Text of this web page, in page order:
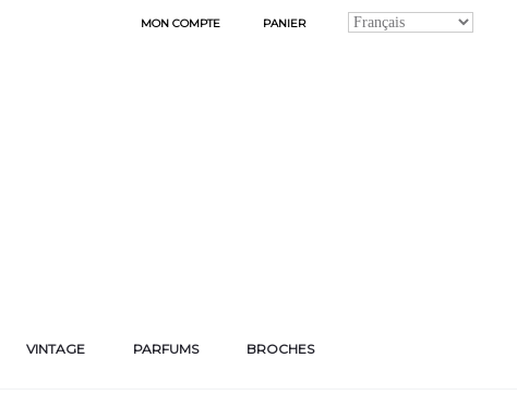
MON COMPTE PANIER
VINTAGE PARFUMS BROCHES